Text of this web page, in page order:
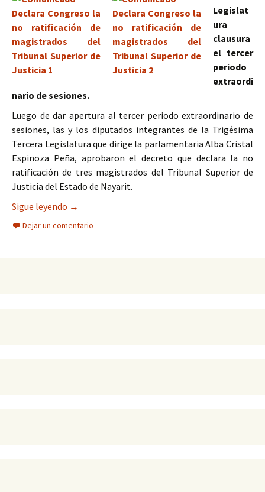
Legislat
ura
clausura
el tercer
periodo
extraordi
nario de sesiones.
Luego de dar apertura al tercer periodo extraordinario de
sesiones, las y los diputados integrantes de la Trigésima
Tercera Legislatura que dirige la parlamentaria Alba Cristal
Espinoza Peña, aprobaron el decreto que declara la no
ratificación de tres magistrados del Tribunal Superior de
Justicia del Estado de Nayarit.
Sigue leyendo Declara Congreso la no ratificación de
→
Dejar un comentario